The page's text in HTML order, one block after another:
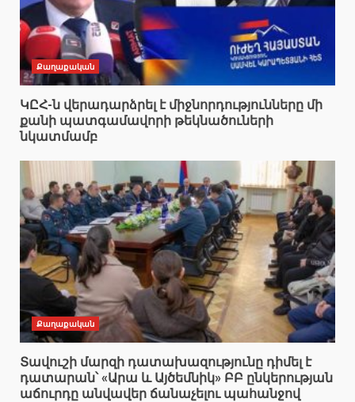
Քաղաքական
ԿԸՀ-ն վերադարձրել է միջնորդությունները մի
քանի պատգամավորի թեկնածուների
նկատմամբ
Քաղաքական
Տավուշի մարզի դատախազությունը դիմել է
դատարան՝ «Արա և Այծեմնիկ» ԲԲ ընկերության
աճուրդը անվավեր ճանաչելու պահանջով